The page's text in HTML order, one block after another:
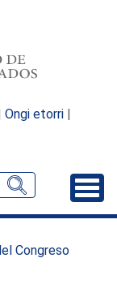
Ongi etorri |
Congreso